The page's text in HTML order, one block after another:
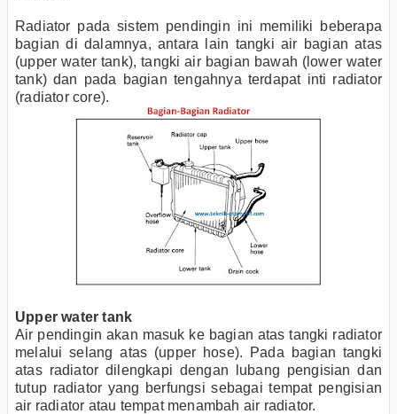
Radiator pada sistem pendingin ini memiliki beberapa
bagian di dalamnya, antara lain tangki air bagian atas
(upper water tank), tangki air bagian bawah (lower water
tank) dan pada bagian tengahnya terdapat inti radiator
(radiator core).
Upper water tank
Air pendingin akan masuk ke bagian atas tangki radiator
melalui selang atas (upper hose). Pada bagian tangki
atas radiator dilengkapi dengan lubang pengisian dan
tutup radiator yang berfungsi sebagai tempat pengisian
air radiator atau tempat menambah air radiator.